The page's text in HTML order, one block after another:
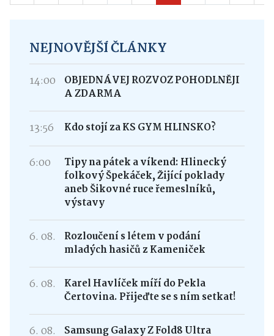
NEJNOVĚJŠÍ ČLÁNKY
14:00
OBJEDNÁVEJ ROZVOZ POHODLNĚJI
A ZDARMA
13:56 Kdo stojí za KS GYM HLINSKO?
6:00
Tipy na pátek a víkend: Hlinecký
folkový Špekáček, Žijící poklady
aneb Šikovné ruce řemeslníků,
výstavy
6. 08.
Rozloučení s létem v podání
mladých hasičů z Kameniček
6. 08.
Karel Havlíček míří do Pekla
Čertovina. Přijeďte se s ním setkat!
6. 08.
Samsung Galaxy Z Fold8 Ultra